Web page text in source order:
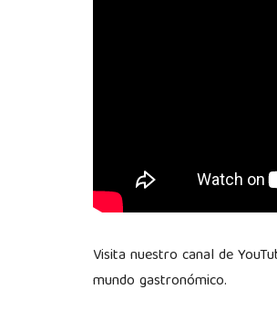
Visita nuestro canal de
mundo gastronómico.